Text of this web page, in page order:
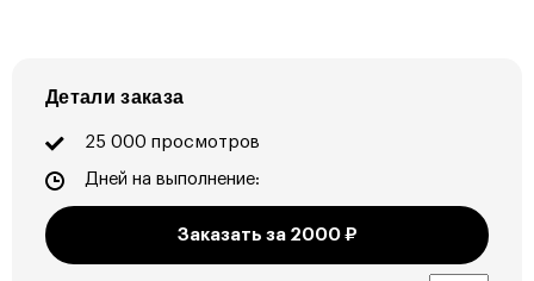
Детали заказа
25 000 просмотров
Дней на выполнение:
Заказать за 2000₽